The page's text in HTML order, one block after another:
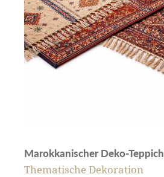
Marokkanischer Deko-Teppich
Thematische Dekoration